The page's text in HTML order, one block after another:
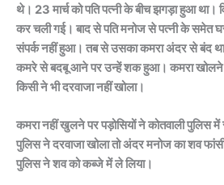
थे। 23 मार्च को पति पत्नी के बीच झगड़ा हुआ था।
कर चली गई। बाद से पति मनोज से पत्नी के समेत
संपर्क नहीं हुआ। तब से उसका कमरा अंदर से बंद
कमरे से बदबू आने पर उन्हें शक हुआ। कमरा खोलने
किसी ने भी दरवाजा नहीं खोला।
कमरा नहीं खुलने पर पड़ोसियों ने कोतवाली पुलिस
पुलिस ने दरवाजा खोला तो अंदर मनोज का शव
पुलिस ने शव को कब्जे में ले लिया।